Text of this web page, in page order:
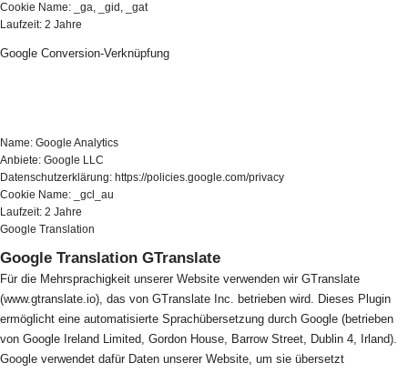
Cookie Name: _ga, _gid, _gat
Laufzeit: 2 Jahre
Google Conversion-Verknüpfung
Name: Google Analytics
Anbiete: Google LLC
Datenschutzerklärung: https://policies.google.com/privacy
Cookie Name: _gcl_au
Laufzeit: 2 Jahre
Google Translation
Google Translation GTranslate
Für die Mehrsprachigkeit unserer Website verwenden wir GTranslate
(www.gtranslate.io), das von GTranslate Inc. betrieben wird. Dieses Plugin
ermöglicht eine automatisierte Sprachübersetzung durch Google (betrieben
von Google Ireland Limited, Gordon House, Barrow Street, Dublin 4, Irland).
Google verwendet dafür Daten unserer Website, um sie übersetzt